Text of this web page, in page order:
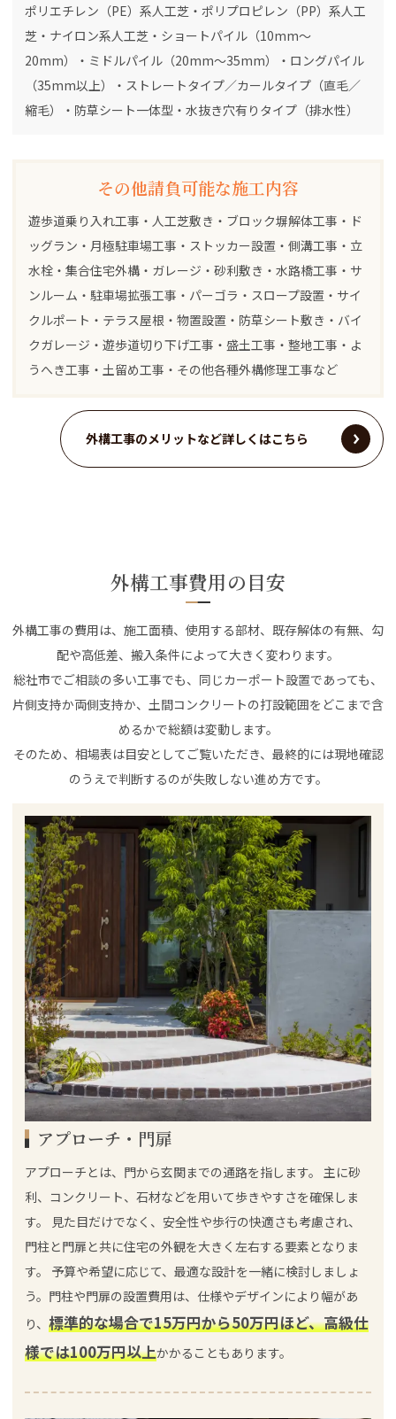
ポリエチレン（PE）系人工芝・ポリプロピレン（PP）系人工
芝・ナイロン系人工芝・ショートパイル（10mm～
20mm）・ミドルパイル（20mm～35mm）・ロングパイル
（35mm以上）・ストレートタイプ／カールタイプ（直毛／
縮毛）・防草シート一体型・水抜き穴有りタイプ（排水性）
その他請負可能な施工内容
遊歩道乗り入れ工事・人工芝敷き・ブロック塀解体工事・ド
ッグラン・月極駐車場工事・ストッカー設置・側溝工事・立
水栓・集合住宅外構・ガレージ・砂利敷き・水路橋工事・サ
ンルーム・駐車場拡張工事・パーゴラ・スロープ設置・サイ
クルポート・テラス屋根・物置設置・防草シート敷き・バイ
クガレージ・遊歩道切り下げ工事・盛土工事・整地工事・よ
うへき工事・土留め工事・その他各種外構修理工事など
外構工事のメリットなど詳しくはこちら
外構工事費用の目安
外構工事の費用は、施工面積、使用する部材、既存解体の有無、勾
配や高低差、搬入条件によって大きく変わります。
総社市でご相談の多い工事でも、同じカーポート設置であっても、
片側支持か両側支持か、土間コンクリートの打設範囲をどこまで含
めるかで総額は変動します。
そのため、相場表は目安としてご覧いただき、最終的には現地確認
のうえで判断するのが失敗しない進め方です。
アプローチ・門扉
アプローチとは、門から玄関までの通路を指します。 主に砂
利、コンクリート、石材などを用いて歩きやすさを確保しま
す。 見た目だけでなく、安全性や歩行の快適さも考慮され、
門柱と門扉と共に住宅の外観を大きく左右する要素となりま
す。 予算や希望に応じて、最適な設計を一緒に検討しましょ
う。門柱や門扉の設置費用は、仕様やデザインにより幅があ
り、 標準的な場合で15万円から50万円ほど、高級仕
様では100万円以上かかることもあります。